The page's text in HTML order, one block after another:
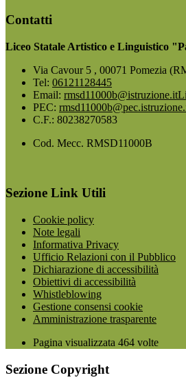
Contatti
Liceo Statale Artistico e Linguistico
Via Cavour 5 , 00071 Pomezia
Tel: 06121128445
Email: rmsd11000b@istruzione.it
PEC:
C.F.: 80238270583
Cod. Mecc. RMSD11000B
Sezione Link Utili
Cookie policy
Note legali
Informativa Privacy
Ufficio Relazioni con il Pubblico
Dichiarazione di accessibilità
Obiettivi di accessibilità
Whistleblowing
Gestione consensi cookie
Amministrazione trasparente
Pagina visualizzata 464 volte
Sezione Copyright